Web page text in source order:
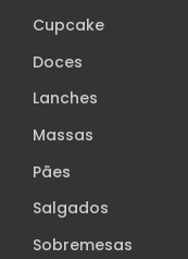
Cupcake
Doces
Lanches
Massas
Pães
Salgados
Sobremesas